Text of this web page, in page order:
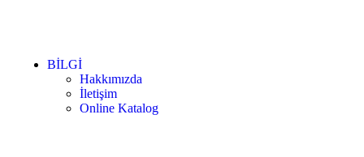
BİLGİ
Hakkımızda
İletişim
Online Katalog